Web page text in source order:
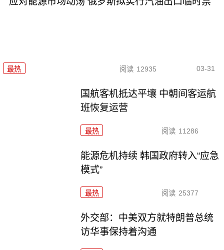
最热 阅读 12935 03-31
国航客机抵达平壤 中朝间客运航
班恢复运营
最热 阅读 11286
能源危机持续 韩国政府转入“应急
模式”
最热 阅读 25377
外交部：中美双方就特朗普总统
访华事保持着沟通